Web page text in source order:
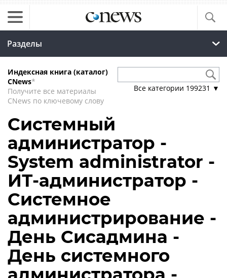
Разделы
Индексная книга (каталог)
CNews*
Получите все материалы
CNews по ключевому слову
Все категории 199231 ▼
Системный
администратор -
System administrator -
ИТ-администратор -
Системное
администрирование -
День Сисадмина -
День системного